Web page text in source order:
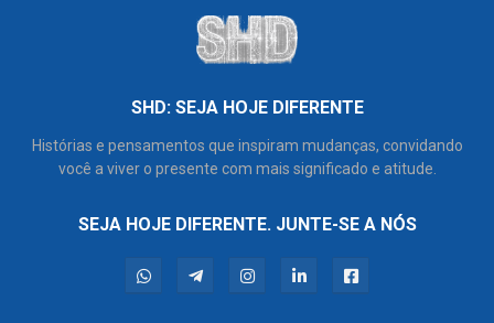
SHD: SEJA HOJE DIFERENTE
Histórias e pensamentos que inspiram mudanças, convidando
você a viver o presente com mais significado e atitude.
SEJA HOJE DIFERENTE. JUNTE-SE A NÓS